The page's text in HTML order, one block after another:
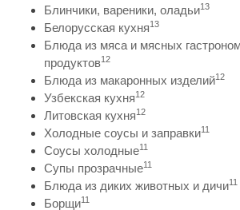
Блинчики, вареники, оладьи13
Белорусская кухня13
Блюда из мяса и мясных
продуктов12
Блюда из макаронных изделий12
Узбекская кухня12
Литовская кухня12
Холодные соусы и заправки11
Соусы холодные11
Супы прозрачные11
Блюда из диких животных и дичи11
Борщи11